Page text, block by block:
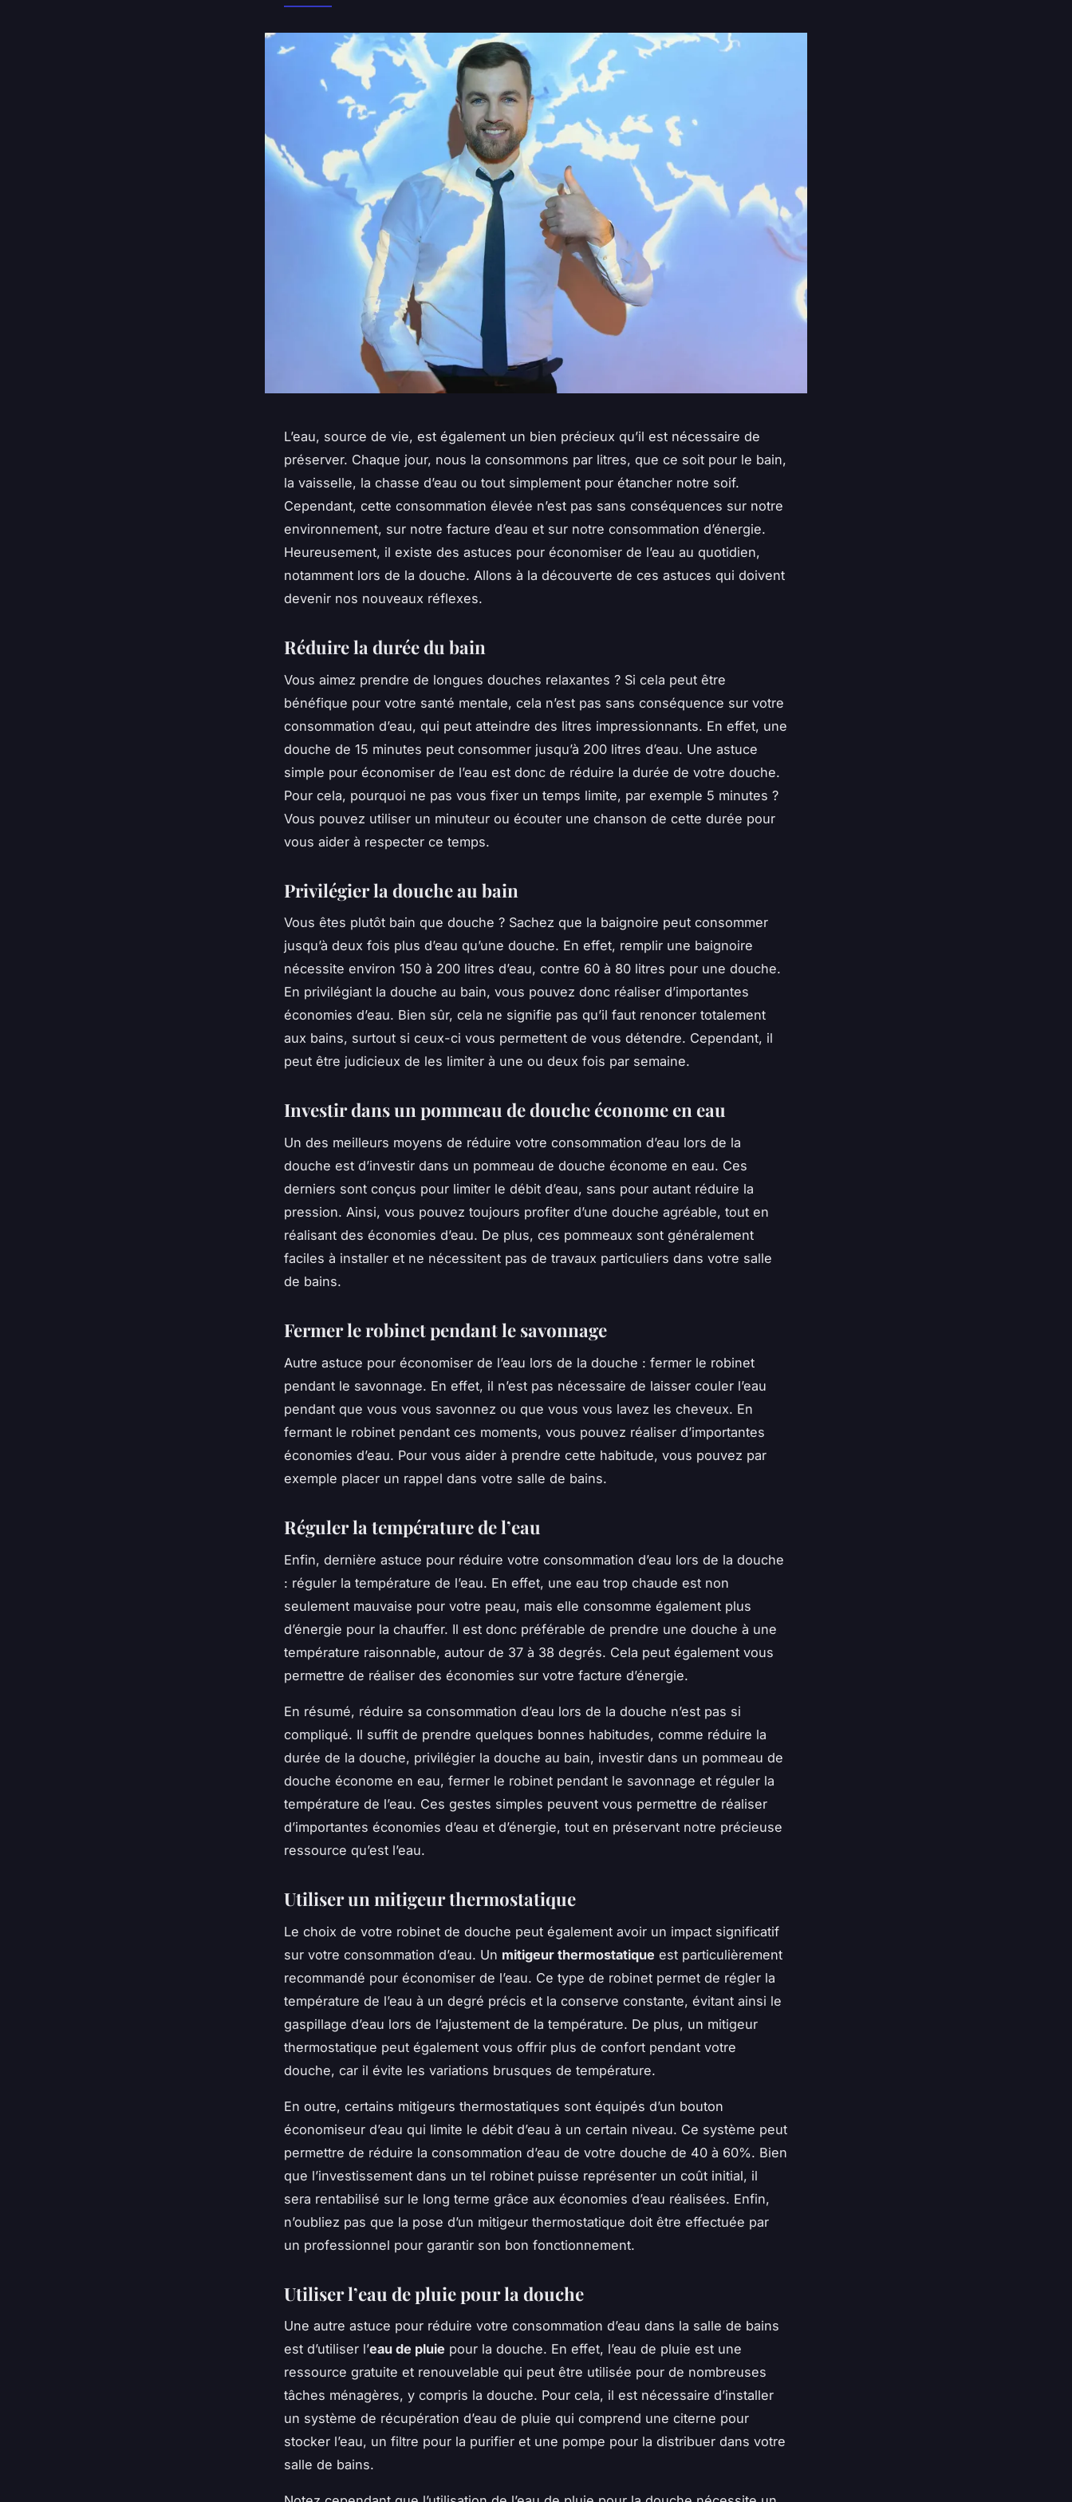
L’eau, source de vie, est également un bien précieux qu’il est nécessaire de
préserver. Chaque jour, nous la consommons par litres, que ce soit pour le bain,
la vaisselle, la chasse d’eau ou tout simplement pour étancher notre soif.
Cependant, cette consommation élevée n’est pas sans conséquences sur notre
environnement, sur notre facture d’eau et sur notre consommation d’énergie.
Heureusement, il existe des astuces pour économiser de l’eau au quotidien,
notamment lors de la douche. Allons à la découverte de ces astuces qui doivent
devenir nos nouveaux réflexes.
Réduire la durée du bain
Vous aimez prendre de longues douches relaxantes ? Si cela peut être
bénéfique pour votre santé mentale, cela n’est pas sans conséquence sur votre
consommation d’eau, qui peut atteindre des litres impressionnants. En effet, une
douche de 15 minutes peut consommer jusqu’à 200 litres d’eau. Une astuce
simple pour économiser de l’eau est donc de réduire la durée de votre douche.
Pour cela, pourquoi ne pas vous fixer un temps limite, par exemple 5 minutes ?
Vous pouvez utiliser un minuteur ou écouter une chanson de cette durée pour
vous aider à respecter ce temps.
Privilégier la douche au bain
Vous êtes plutôt bain que douche ? Sachez que la baignoire peut consommer
jusqu’à deux fois plus d’eau qu’une douche. En effet, remplir une baignoire
nécessite environ 150 à 200 litres d’eau, contre 60 à 80 litres pour une douche.
En privilégiant la douche au bain, vous pouvez donc réaliser d’importantes
économies d’eau. Bien sûr, cela ne signifie pas qu’il faut renoncer totalement
aux bains, surtout si ceux-ci vous permettent de vous détendre. Cependant, il
peut être judicieux de les limiter à une ou deux fois par semaine.
Investir dans un pommeau de douche économe en eau
Un des meilleurs moyens de réduire votre consommation d’eau lors de la
douche est d’investir dans un pommeau de douche économe en eau. Ces
derniers sont conçus pour limiter le débit d’eau, sans pour autant réduire la
pression. Ainsi, vous pouvez toujours profiter d’une douche agréable, tout en
réalisant des économies d’eau. De plus, ces pommeaux sont généralement
faciles à installer et ne nécessitent pas de travaux particuliers dans votre salle
de bains.
Fermer le robinet pendant le savonnage
Autre astuce pour économiser de l’eau lors de la douche : fermer le robinet
pendant le savonnage. En effet, il n’est pas nécessaire de laisser couler l’eau
pendant que vous vous savonnez ou que vous vous lavez les cheveux. En
fermant le robinet pendant ces moments, vous pouvez réaliser d’importantes
économies d’eau. Pour vous aider à prendre cette habitude, vous pouvez par
exemple placer un rappel dans votre salle de bains.
Réguler la température de l’eau
Enfin, dernière astuce pour réduire votre consommation d’eau lors de la douche
: réguler la température de l’eau. En effet, une eau trop chaude est non
seulement mauvaise pour votre peau, mais elle consomme également plus
d’énergie pour la chauffer. Il est donc préférable de prendre une douche à une
température raisonnable, autour de 37 à 38 degrés. Cela peut également vous
permettre de réaliser des économies sur votre facture d’énergie.
En résumé, réduire sa consommation d’eau lors de la douche n’est pas si
compliqué. Il suffit de prendre quelques bonnes habitudes, comme réduire la
durée de la douche, privilégier la douche au bain, investir dans un pommeau de
douche économe en eau, fermer le robinet pendant le savonnage et réguler la
température de l’eau. Ces gestes simples peuvent vous permettre de réaliser
d’importantes économies d’eau et d’énergie, tout en préservant notre précieuse
ressource qu’est l’eau.
Utiliser un mitigeur thermostatique
Le choix de votre robinet de douche peut également avoir un impact significatif
sur votre consommation d’eau. Un mitigeur thermostatique est particulièrement
recommandé pour économiser de l’eau. Ce type de robinet permet de régler la
température de l’eau à un degré précis et la conserve constante, évitant ainsi le
gaspillage d’eau lors de l’ajustement de la température. De plus, un mitigeur
thermostatique peut également vous offrir plus de confort pendant votre
douche, car il évite les variations brusques de température.
En outre, certains mitigeurs thermostatiques sont équipés d’un bouton
économiseur d’eau qui limite le débit d’eau à un certain niveau. Ce système peut
permettre de réduire la consommation d’eau de votre douche de 40 à 60%. Bien
que l’investissement dans un tel robinet puisse représenter un coût initial, il
sera rentabilisé sur le long terme grâce aux économies d’eau réalisées. Enfin,
n’oubliez pas que la pose d’un mitigeur thermostatique doit être effectuée par
un professionnel pour garantir son bon fonctionnement.
Utiliser l’eau de pluie pour la douche
Une autre astuce pour réduire votre consommation d’eau dans la salle de bains
est d’utiliser l’eau de pluie pour la douche. En effet, l’eau de pluie est une
ressource gratuite et renouvelable qui peut être utilisée pour de nombreuses
tâches ménagères, y compris la douche. Pour cela, il est nécessaire d’installer
un système de récupération d’eau de pluie qui comprend une citerne pour
stocker l’eau, un filtre pour la purifier et une pompe pour la distribuer dans votre
salle de bains.